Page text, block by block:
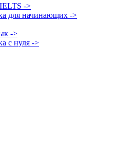
->
для начинающих ->
->
с нуля ->